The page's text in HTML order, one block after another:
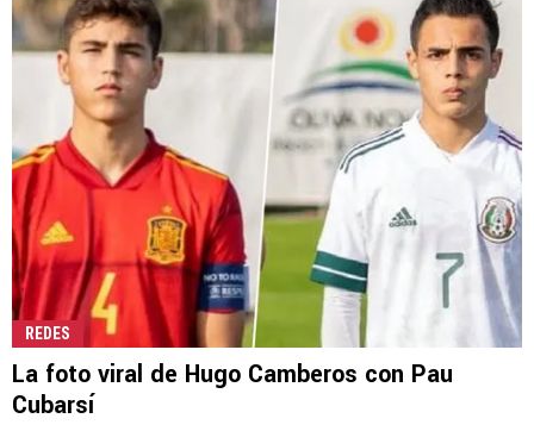
REDES
La foto viral de Hugo Camberos con Pau
Cubarsí